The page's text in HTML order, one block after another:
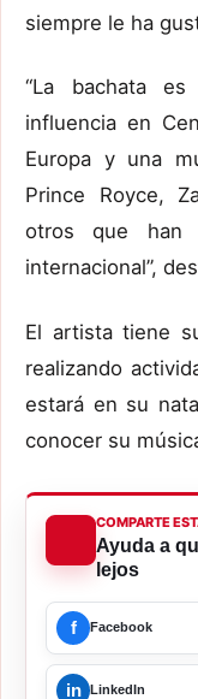
siempre le ha
“La bachata
influencia en
Europa y una
Prince Royce,
otros que han
internacional”,
El artista tiene
realizando
estará en su
conocer su
COMPARTE
Ayuda a
lejos
f Facebook
in LinkedIn